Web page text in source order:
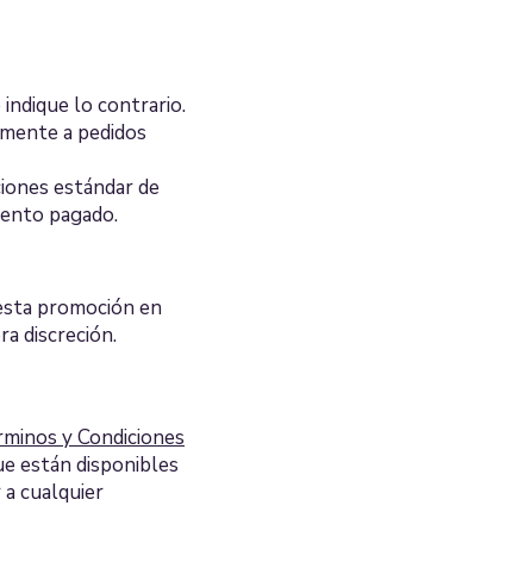
indique lo contrario.
a pedidos
estándar de
pagado.
promoción en
discreción.
y Condiciones
están disponibles
cualquier